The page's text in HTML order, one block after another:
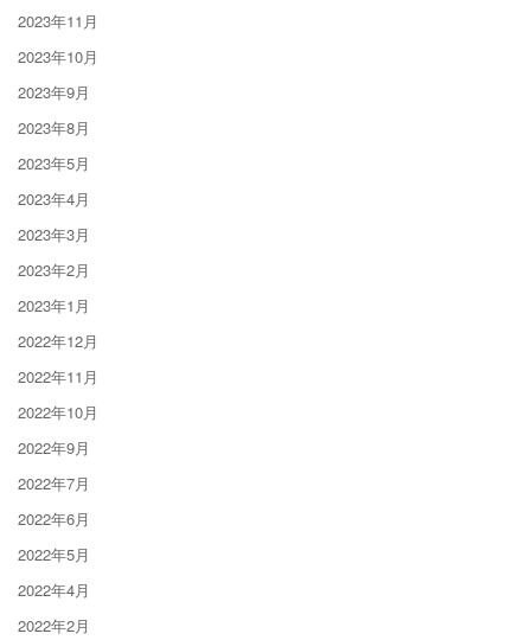
2023年11月
2023年10月
2023年9月
2023年8月
2023年5月
2023年4月
2023年3月
2023年2月
2023年1月
2022年12月
2022年11月
2022年10月
2022年9月
2022年7月
2022年6月
2022年5月
2022年4月
2022年2月